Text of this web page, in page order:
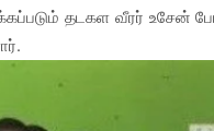
தடகள வீரர் உசேன்